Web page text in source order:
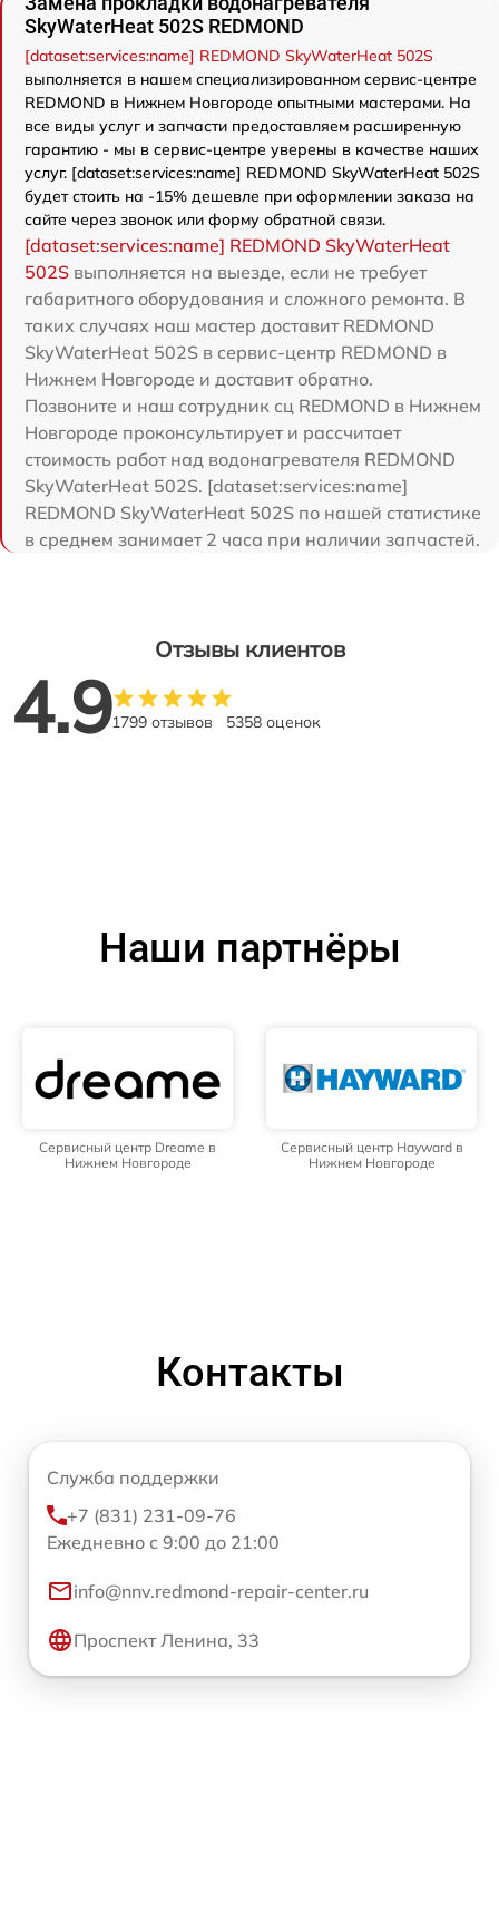
SkyWaterHeat 502S REDMOND
[dataset:services:name] REDMOND SkyWaterHeat 502S
выполняется в нашем специализированном сервис-центре
REDMOND в Нижнем Новгороде опытными мастерами. На
все виды услуг и запчасти предоставляем расширенную
гарантию - мы в сервис-центре уверены в качестве наших
услуг. [dataset:services:name] REDMOND SkyWaterHeat 502S
будет стоить на -15% дешевле при оформлении заказа на
сайте через звонок или форму обратной связи.
[dataset:services:name] REDMOND SkyWaterHeat
502S выполняется на выезде, если не требует
габаритного оборудования и сложного ремонта. В
таких случаях наш мастер доставит REDMOND
SkyWaterHeat 502S в сервис-центр REDMOND в
Нижнем Новгороде и доставит обратно.
Позвоните и наш сотрудник сц REDMOND в Нижнем
Новгороде проконсультирует и рассчитает
стоимость работ над водонагревателя REDMOND
SkyWaterHeat 502S. [dataset:services:name]
REDMOND SkyWaterHeat 502S по нашей статистике
в среднем занимает 2 часа при наличии запчастей.
Отзывы клиентов
4.91799 отзывов 5358 оценок
Наши партнёры
Сервисный центр Dreame в
Нижнем Новгороде
Сервисный центр Hayward в
Нижнем Новгороде
Контакты
Служба поддержки
+7 (831) 231-09-76
Ежедневно с 9:00 до 21:00
info@nnv.redmond-repair-center.ru
Проспект Ленина, 33